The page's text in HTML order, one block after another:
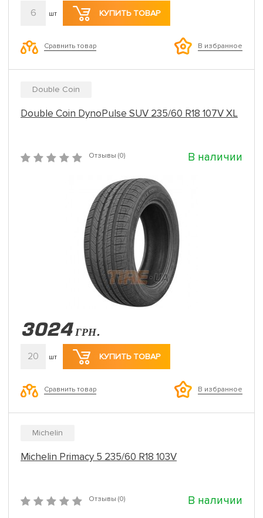
6 шт КУПИТЬ ТОВАР
Сравнить товар В избранное
Double Coin
Double Coin DynoPulse SUV 235/60 R18 107V XL
Отзывы (0) В наличии
3024 ГРН.
20 шт КУПИТЬ ТОВАР
Сравнить товар В избранное
Michelin
Michelin Primacy 5 235/60 R18 103V
Отзывы (0) В наличии